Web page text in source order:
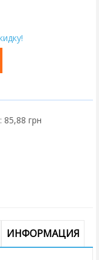
85,88 грн
ИНФОРМАЦИЯ